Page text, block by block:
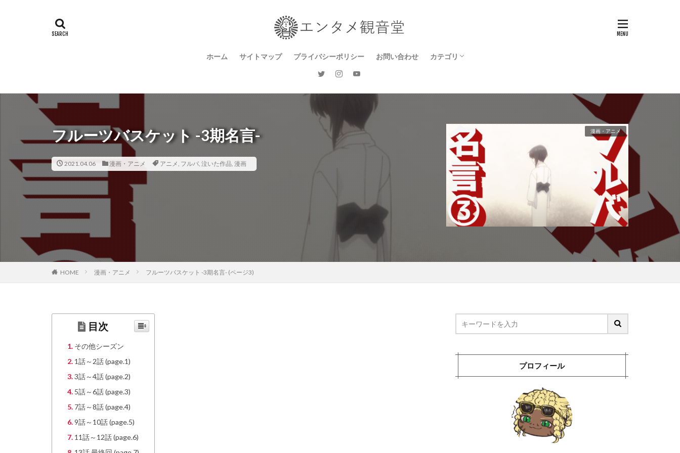
ホーム サイトマップ プライバシーポリシー お問い合わせ カテゴリ
フルーツバスケット -3期名言-
2021.04.06 漫画・アニメ アニメ, フルバ, 泣いた作品, 漫画
漫画・アニメ
HOME 漫画・アニメ フルーツバスケット -3期名言- (ページ3)
目次
その他シーズン
1話～2話 (page.1)
3話～4話 (page.2)
5話～6話 (page.3)
7話～8話 (page.4)
9話～10話 (page.5)
11話～12話 (page.6)
プロフィール